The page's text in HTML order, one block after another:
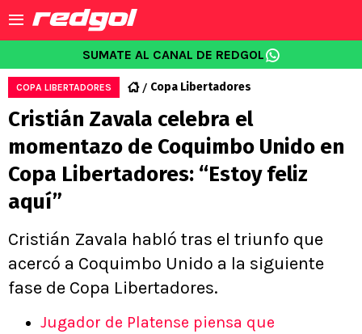
SUMATE AL CANAL DE REDGOL
COPA LIBERTADORES Copa Libertadores
Cristián Zavala celebra el
momentazo de Coquimbo Unido en
Copa Libertadores: “Estoy feliz
aquí”
Cristián Zavala habló tras el triunfo que
acercó a Coquimbo Unido a la siguiente
fase de Copa Libertadores.
Jugador de Platense piensa que